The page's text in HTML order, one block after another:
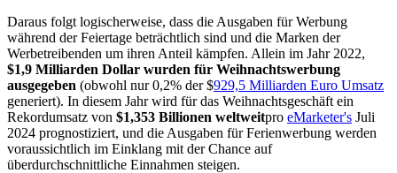
Daraus folgt logischerweise, dass die Ausgaben für Werbung
während der Feiertage beträchtlich sind und die Marken der
Werbetreibenden um ihren Anteil kämpfen. Allein im Jahr 2022,
$1,9 Milliarden Dollar wurden für Weihnachtswerbung
ausgegeben (obwohl nur 0,2% der $929,5 Milliarden Euro Umsatz
generiert). In diesem Jahr wird für das Weihnachtsgeschäft ein
Rekordumsatz von $1,353 Billionen weltweitpro eMarketer's Juli
2024 prognostiziert, und die Ausgaben für Ferienwerbung werden
voraussichtlich im Einklang mit der Chance auf
überdurchschnittliche Einnahmen steigen.